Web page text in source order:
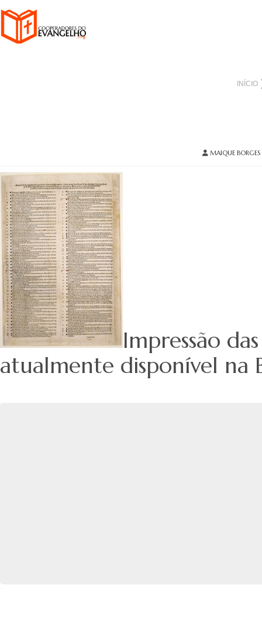
INÍCIO
MAIQUE BORGES
Impressão
atualmente disponível na